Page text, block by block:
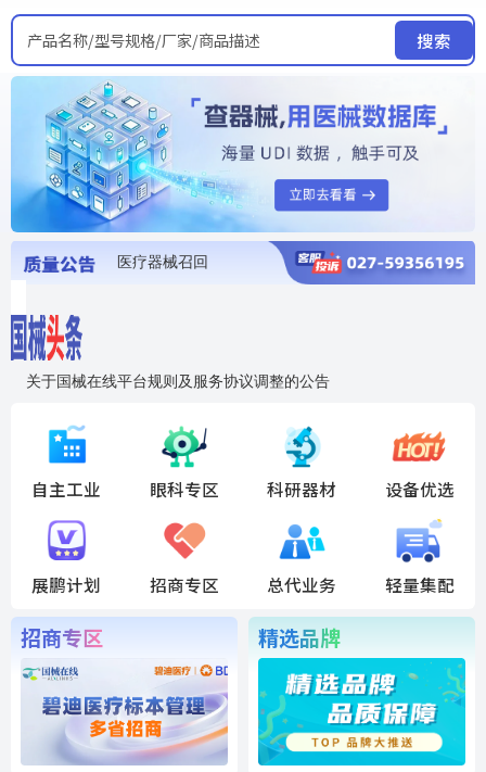
产品名称/型号规格/厂家/商品描述 搜索
医疗器械召回
关于国械在线平台规则及服务协议调整的公告
国药创研AED开启全国招商
自主工业 眼科专区 科研器材 设备优选
展鹏计划 招商专区 总代业务 轻量集配
招商专区 精选品牌